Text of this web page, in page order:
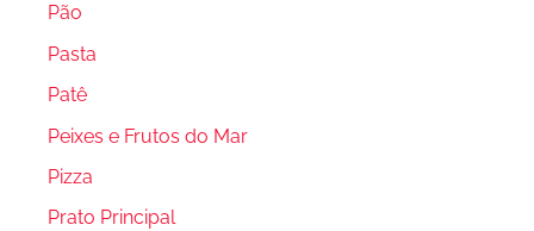
Pão
Pasta
Patê
Peixes e Frutos do Mar
Pizza
Prato Principal